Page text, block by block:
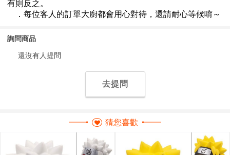
詢問商品
還沒有人提問
去提問
猜您喜歡